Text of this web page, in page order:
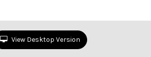
View Desktop Version